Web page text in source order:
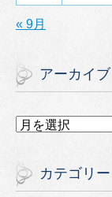
« 9月
アーカイブ
ア
イ
ブ
カテゴリー